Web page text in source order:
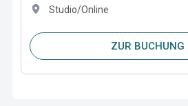
Studio/Online
ZUR BUCHUNG